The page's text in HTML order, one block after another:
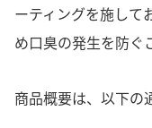
ーティングを施して
め口臭の発生を防ぐ
商品概要は、以下の